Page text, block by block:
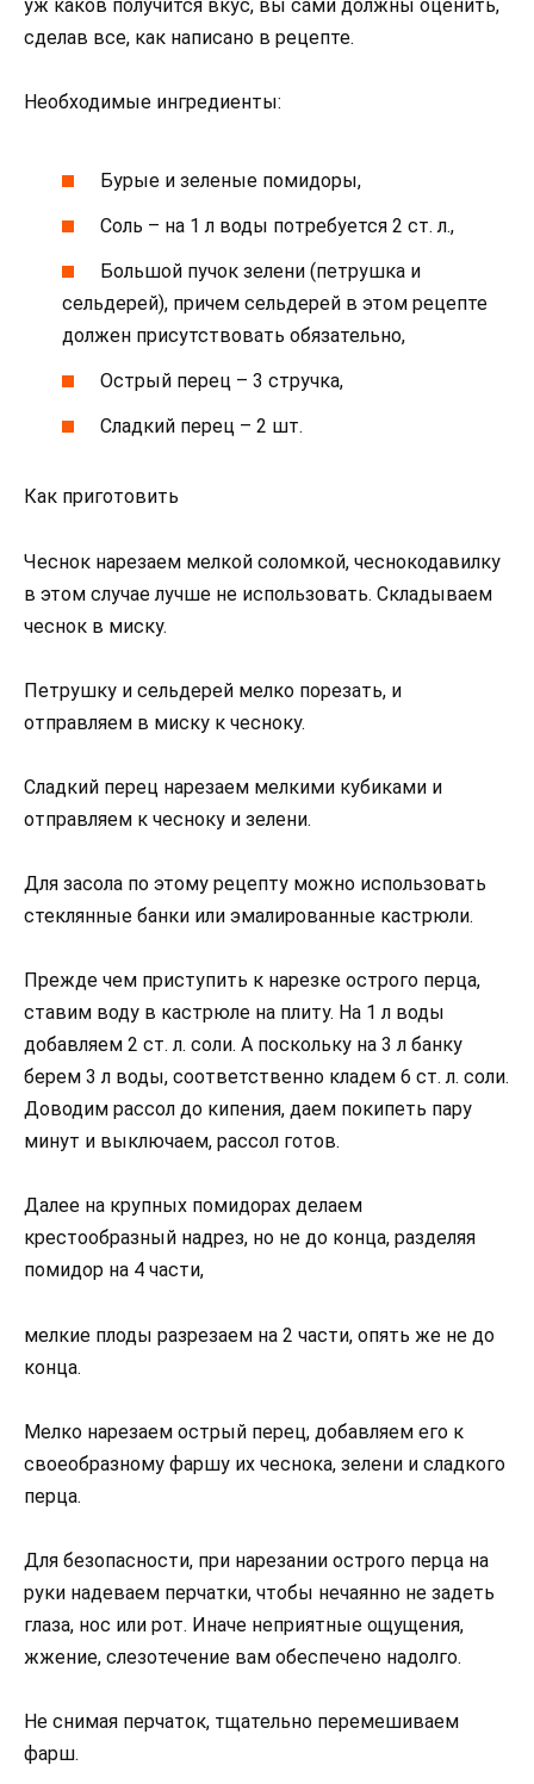
уж каков получится вкус, вы сами должны оценить,
сделав все, как написано в рецепте.
Необходимые ингредиенты:
Бурые и зеленые помидоры,
Соль – на 1 л воды потребуется 2 ст. л.,
Большой пучок зелени (петрушка и
сельдерей), причем сельдерей в этом рецепте
должен присутствовать обязательно,
Острый перец – 3 стручка,
Сладкий перец – 2 шт.
Как приготовить
Чеснок нарезаем мелкой соломкой, чеснокодавилку
в этом случае лучше не использовать. Складываем
чеснок в миску.
Петрушку и сельдерей мелко порезать, и
отправляем в миску к чесноку.
Сладкий перец нарезаем мелкими кубиками и
отправляем к чесноку и зелени.
Для засола по этому рецепту можно использовать
стеклянные банки или эмалированные кастрюли.
Прежде чем приступить к нарезке острого перца,
ставим воду в кастрюле на плиту. На 1 л воды
добавляем 2 ст. л. соли. А поскольку на 3 л банку
берем 3 л воды, соответственно кладем 6 ст. л. соли.
Доводим рассол до кипения, даем покипеть пару
минут и выключаем, рассол готов.
Далее на крупных помидорах делаем
крестообразный надрез, но не до конца, разделяя
помидор на 4 части,
мелкие плоды разрезаем на 2 части, опять же не до
конца.
Мелко нарезаем острый перец, добавляем его к
своеобразному фаршу их чеснока, зелени и сладкого
перца.
Для безопасности, при нарезании острого перца на
руки надеваем перчатки, чтобы нечаянно не задеть
глаза, нос или рот. Иначе неприятные ощущения,
жжение, слезотечение вам обеспечено надолго.
Не снимая перчаток, тщательно перемешиваем
фарш.